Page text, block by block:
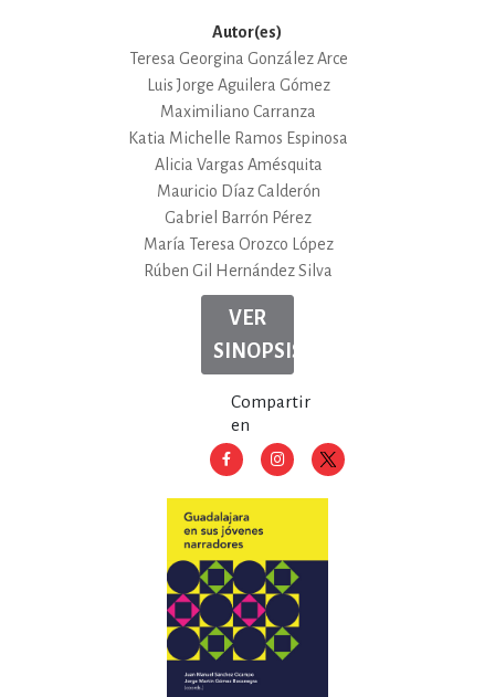
Autor(es)
Teresa Georgina González Arce
Luis Jorge Aguilera Gómez
Maximiliano Carranza
Katia Michelle Ramos Espinosa
Alicia Vargas Amésquita
Mauricio Díaz Calderón
Gabriel Barrón Pérez
María Teresa Orozco López
Rúben Gil Hernández Silva
VER
SINOPSIS
Compartir
en